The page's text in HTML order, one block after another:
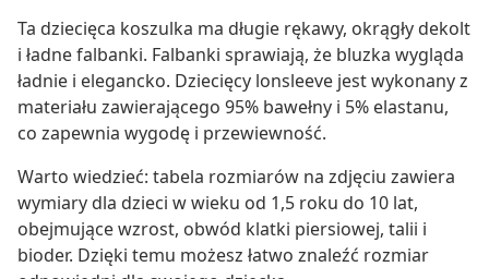
Ta dziecięca koszulka ma długie rękawy, okrągły dekolt
i ładne falbanki. Falbanki sprawiają, że bluzka wygląda
ładnie i elegancko. Dziecięcy lonsleeve jest wykonany z
materiału zawierającego 95% bawełny i 5% elastanu,
co zapewnia wygodę i przewiewność.
Warto wiedzieć: tabela rozmiarów na zdjęciu zawiera
wymiary dla dzieci w wieku od 1,5 roku do 10 lat,
obejmujące wzrost, obwód klatki piersiowej, talii i
bioder. Dzięki temu możesz łatwo znaleźć rozmiar